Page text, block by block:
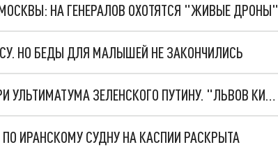
НА ГЕНЕРАЛОВ ОХОТЯТСЯ "ЖИВЫЕ ДРОНЫ"
НО БЕДЫ ДЛЯ МАЛЫШЕЙ НЕ ЗАКОНЧИЛИСЬ
НОВОЕ МАСШТАБНЕЙШЕЕ НАСТУПЛЕНИЕ. ТРИ УЛЬТИМАТУМА ЗЕЛЕНСКОГО ПУТИНУ. "ЛЬВОВ КИМА" ПОСТАВЯТ НА ПВО? ГЛОБАЛЬНЫЙ ПРОРЫВ ПОД ЗАПОРОЖЬЕМ
ИРАНСКОМУ СУДНУ НА КАСПИИ РАСКРЫТА